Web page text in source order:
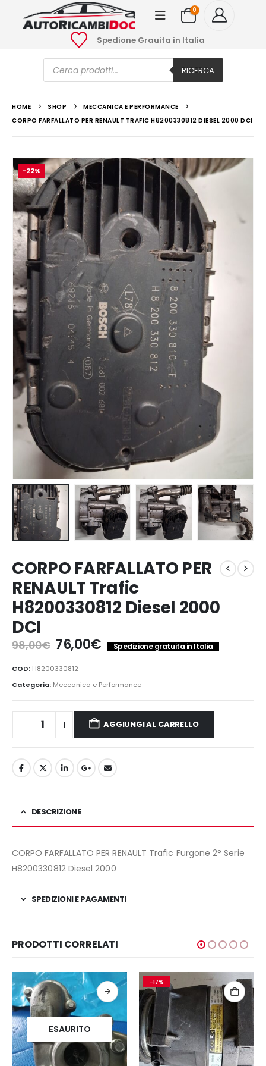
0
Spedione Grauita in Italia
Ricerca
prodotti RICERCA
HOME SHOP
MECCANICA E PERFORMANCE
CORPO FARFALLATO PER RENAULT TRAFIC H8200330812 DIESEL 2000 DCI
-22%
CORPO FARFALLATO PER
RENAULT Trafic
H8200330812 Diesel 2000
DCI
98,00€ Il
prezzo
originale
era:
98,00€.
76,00€Il
prezzo
è:
76,00€.
Spedizione gratuita in Italia
COD: H8200330812
Categoria: Meccanica e Performance
AGGIUNGI AL CARRELLO
DESCRIZIONE
CORPO FARFALLATO PER RENAULT Trafic Furgone 2° Serie
H8200330812 Diesel 2000
SPEDIZIONI E PAGAMENTI
PRODOTTI CORRELATI
ESAURITO
-17%